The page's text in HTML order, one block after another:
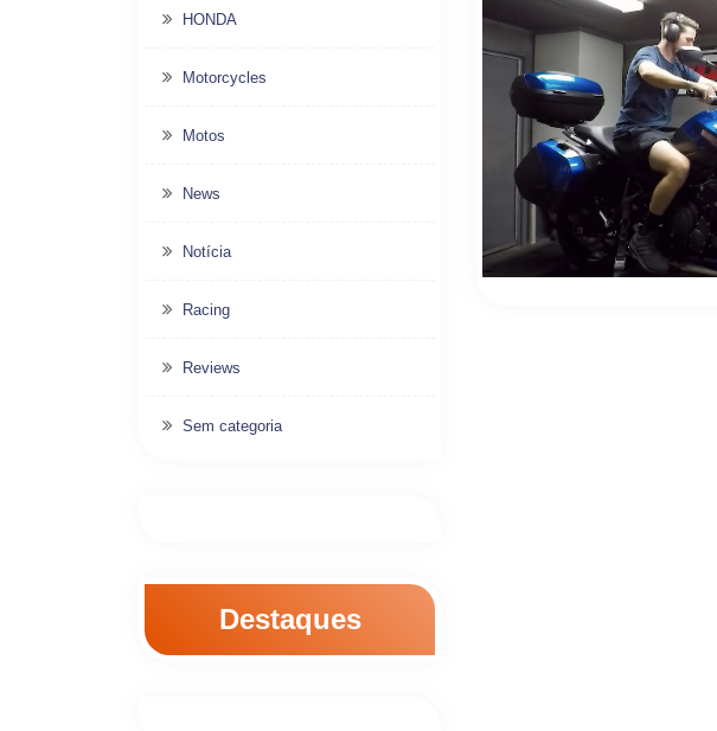
HONDA
Motorcycles
Motos
News
Notícia
Racing
Reviews
Sem categoria
Destaques